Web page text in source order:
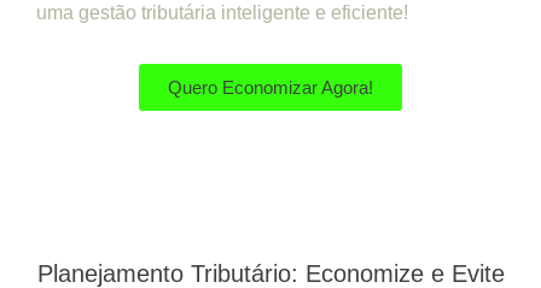
uma gestão tributária inteligente e eficiente!
Quero Economizar Agora!
Planejamento Tributário: Economize e Evite